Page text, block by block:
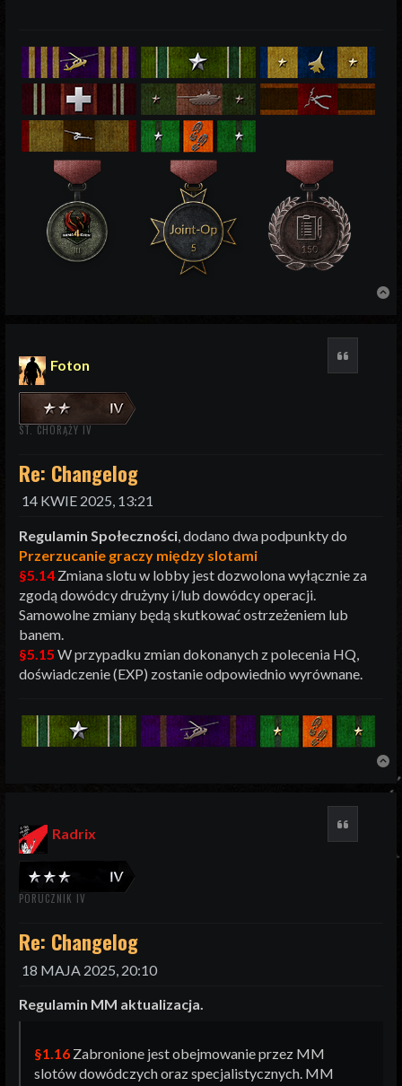
Foton
ST. CHORĄŻY IV
Re: Changelog
14 KWIE 2025, 13:21
Regulamin Społeczności, dodano dwa podpunkty do
Przerzucanie graczy między slotami
§5.14 Zmiana slotu w lobby jest dozwolona wyłącznie za
zgodą dowódcy drużyny i/lub dowódcy operacji.
Samowolne zmiany będą skutkować ostrzeżeniem lub
banem.
§5.15 W przypadku zmian dokonanych z polecenia HQ,
doświadczenie (EXP) zostanie odpowiednio wyrównane.
Radrix
PORUCZNIK IV
Re: Changelog
18 MAJA 2025, 20:10
Regulamin MM aktualizacja.
§1.16 Zabronione jest obejmowanie przez MM
slotów dowódczych oraz specjalistycznych. MM